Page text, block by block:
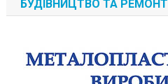
БУДІВНИЦТВО ТА РЕМОНТ